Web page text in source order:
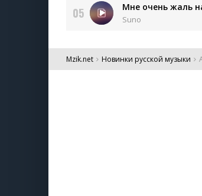
05 Мне очень жаль
Suno
Mzik.net Новинки русской музыки